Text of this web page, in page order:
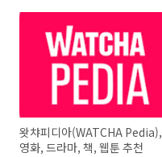
왓챠피디아(WATCHA Pedia),
영화, 드라마, 책, 웹툰 추천